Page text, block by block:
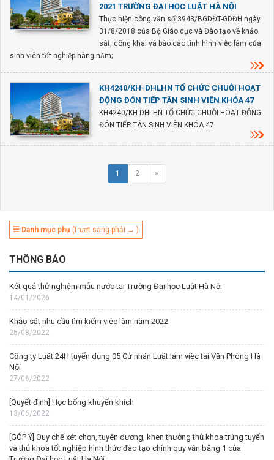
2021 TRƯỜNG ĐẠI HỌC LUẬT HÀ NỘI
Thực hiện công văn số 3943/BGDĐT-GDĐH ngày
31/8/2018 của Bộ Giáo dục và Đào tạo về khảo
sát, công khai và báo cáo tình hình việc làm của
sinh viên tốt nghiệp hàng năm;
KH4240/KH-DHLHN TỔ CHỨC CHUỖI HOẠT
ĐỘNG ĐÓN TIẾP TÂN SINH VIÊN KHÓA 47
KH4240/KH-DHLHN TỔ CHỨC CHUỖI HOẠT ĐỘNG
ĐÓN TIẾP TÂN SINH VIÊN KHÓA 47
1 2 »
☰ Danh mục phụ (trượt sang phải → )
THÔNG BÁO
Kết quả thử nghiệm mẫu nước tại Trường Đại học Luật Hà Nội
14/01/2026
Khảo sát nhu cầu tìm kiếm việc làm năm 2022
25/08/2022
Công ty Luật 24H tuyển dụng 05 Cử nhân Luật làm việc tại Văn Phòng Hà
Nội
27/06/2022
[Quyết định] Học bổng khuyến khích
13/06/2022
[GÓP Ý] Quy chế xét chọn, tuyên dương, khen thưởng thủ khoa trúng tuyển
và thủ khoa tốt nghiệp hình thức đào tạo chính quy văn bằng 1 của